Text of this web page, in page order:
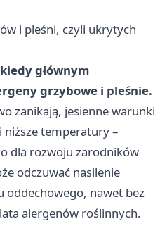
i pleśni, czyli ukrytych
głównym
grzybowe i pleśnie.
zanikają, jesienne warunki
niższe temperatury –
dla rozwoju zarodników
odczuwać nasilenie
oddechowego, nawet bez
alergenów roślinnych.